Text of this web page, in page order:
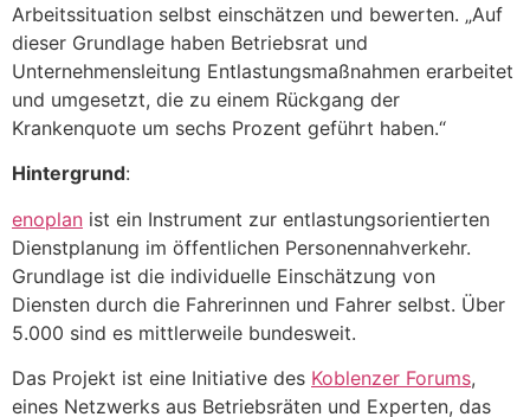
Arbeitssituation selbst einschätzen und bewerten. „Auf
dieser Grundlage haben Betriebsrat und
Unternehmensleitung Entlastungsmaßnahmen erarbeitet
und umgesetzt, die zu einem Rückgang der
Krankenquote um sechs Prozent geführt haben.“
Hintergrund:
enoplan ist ein Instrument zur entlastungsorientierten
Dienstplanung im öffentlichen Personennahverkehr.
Grundlage ist die individuelle Einschätzung von
Diensten durch die Fahrerinnen und Fahrer selbst. Über
5.000 sind es mittlerweile bundesweit.
Das Projekt ist eine Initiative des Koblenzer Forums,
eines Netzwerks aus Betriebsräten und Experten, das